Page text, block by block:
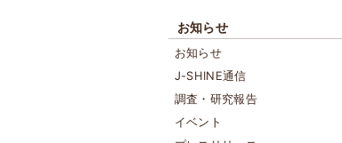
お知らせ
お知らせ
J-SHINE通信
調査・研究報告
イベント